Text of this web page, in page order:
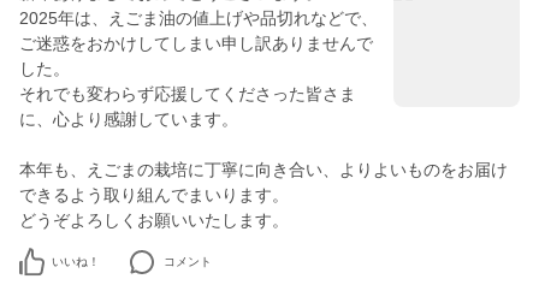
2025年は、えごま油の値上げや品切れなどで、
ご迷惑をおかけしてしまい申し訳ありませんで
した。
それでも変わらず応援してくださった皆さま
に、心より感謝しています。
本年も、えごまの栽培に丁寧に向き合い、よりよいものをお届け
できるよう取り組んでまいります。
どうぞよろしくお願いいたします。
いいね！ コメント